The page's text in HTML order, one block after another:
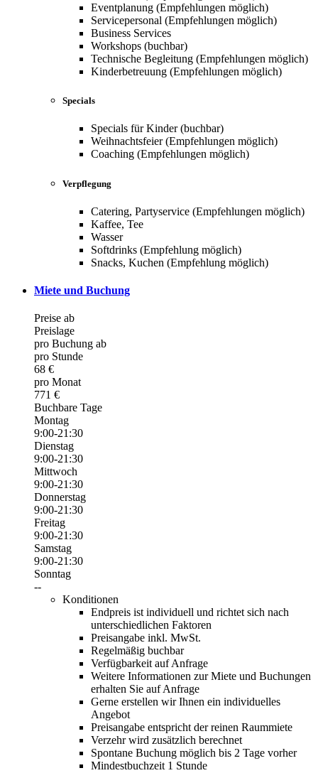
Eventplanung (Empfehlungen möglich)
Servicepersonal (Empfehlungen möglich)
Business Services
Workshops (buchbar)
Technische Begleitung (Empfehlungen möglich)
Kinderbetreuung (Empfehlungen möglich)
Specials
Specials für Kinder (buchbar)
Weihnachtsfeier (Empfehlungen möglich)
Coaching (Empfehlungen möglich)
Verpflegung
Catering, Partyservice (Empfehlungen möglich)
Kaffee, Tee
Wasser
Softdrinks (Empfehlung möglich)
Snacks, Kuchen (Empfehlung möglich)
Miete und Buchung
Preise ab
Preislage
pro Buchung ab
pro Stunde
68 €
pro Monat
771 €
Buchbare Tage
Montag
9:00-21:30
Dienstag
9:00-21:30
Mittwoch
9:00-21:30
Donnerstag
9:00-21:30
Freitag
9:00-21:30
Samstag
9:00-21:30
Sonntag
--
Konditionen
Endpreis ist individuell und richtet sich nach
unterschiedlichen Faktoren
Preisangabe inkl. MwSt.
Regelmäßig buchbar
Verfügbarkeit auf Anfrage
Weitere Informationen zur Miete und Buchungen
erhalten Sie auf Anfrage
Gerne erstellen wir Ihnen ein individuelles
Angebot
Preisangabe entspricht der reinen Raummiete
Verzehr wird zusätzlich berechnet
Spontane Buchung möglich bis 2 Tage vorher
Mindestbuchzeit 1 Stunde